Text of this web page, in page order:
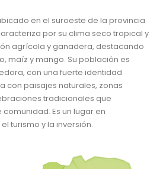
en el suroeste de la provincia
por su clima seco tropical y
agrícola y ganadera, destacando
maíz y mango. Su población es
con una fuerte identidad
con paisajes naturales, zonas
tradicionales que
Es un lugar en
turismo y la inversión.